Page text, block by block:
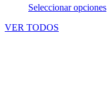
Seleccionar opciones
VER TODOS